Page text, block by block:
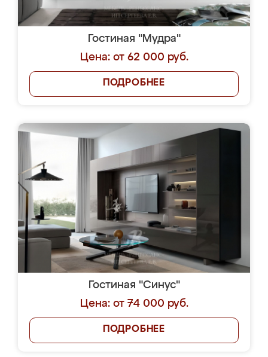
Гостиная "Мудра"
Цена: от 62 000 руб.
ПОДРОБНЕЕ
Гостиная "Синус"
Цена: от 74 000 руб.
ПОДРОБНЕЕ